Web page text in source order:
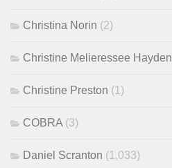
Christina Norin (2)
Christine Melieressee Hayden
Christine Preston (1)
COBRA (3)
Daniel Scranton (1,033)